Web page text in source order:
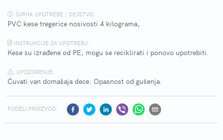
SVRHA UPOTREBE / DEJSTVO:
PVC kese tregerice nosivosti 4 kilograma,
INSTRUKCIJE ZA UPOTREBU:
Kese su izrađene od PE, mogu se reciklirati i ponovo upotrebiti.
UPOZORENJE:
Čuvati van domašaja dece. Opasnost od gušenja.
PODELI PROIZVOD: